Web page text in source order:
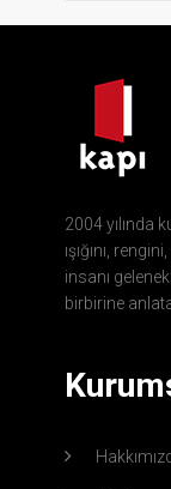
2004 yılında
ışığını,
insanı
birbirine